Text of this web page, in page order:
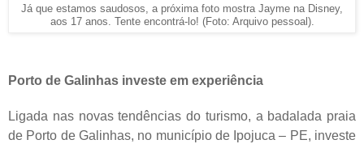
Já que estamos saudosos, a próxima foto mostra Jayme na Disney,
aos 17 anos. Tente encontrá-lo! (Foto: Arquivo pessoal).
Porto de Galinhas investe em experiência
Ligada nas novas tendências do turismo, a badalada praia
de Porto de Galinhas, no município de Ipojuca – PE, investe